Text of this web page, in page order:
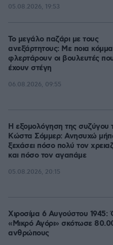
05.08.2026, 19:53
Το μεγάλο παζάρι με τους
ανεξάρτητους: Με ποια
φλερτάρουν οι βουλευτές
έχουν στέγη
06.08.2026, 09:55
Η εξομολόγηση της συζύγου
Κώστα Σόμμερ: Ανησυχώ
ξεχάσει πόσο πολύ τον
και πόσο τον αγαπάμε
05.08.2026, 20:15
Χιροσίμα 6 Αυγούστου 1945:
«Μικρό Αγόρι» σκότωσε
ανθρώπους